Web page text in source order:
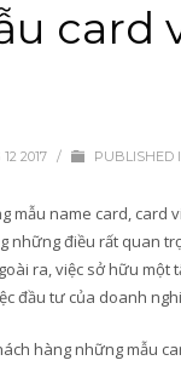
card
2017 / PUBLISHED
mẫu name card, card
những điều rất quan
ra, việc sở hữu một
đầu tư của doanh
hàng những mẫu